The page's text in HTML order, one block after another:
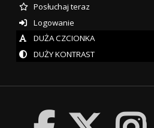
Posłuchaj teraz
Logowanie
DUŻA CZCIONKA
DUŻY KONTRAST